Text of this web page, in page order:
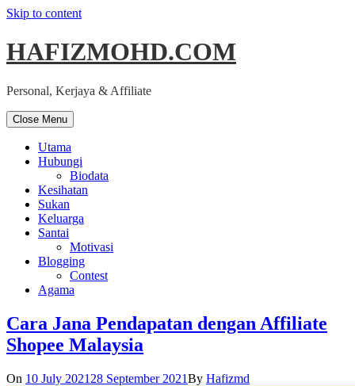
Skip to content
HAFIZMOHD.COM
Personal, Kerjaya & Affiliate
Close Menu
Utama
Hubungi
Biodata
Kesihatan
Sukan
Keluarga
Santai
Motivasi
Blogging
Contest
Agama
Cara Jana Pendapatan dengan Affiliate
Shopee Malaysia
On 10 July 2021 28 September 2021By Hafizmd